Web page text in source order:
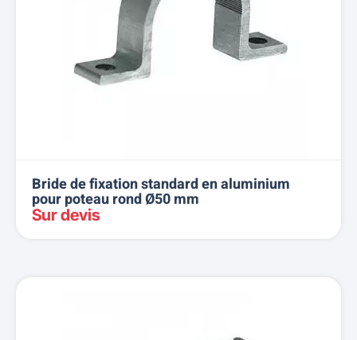
Bride de fixation standard en aluminium
pour poteau rond Ø50 mm
Sur devis